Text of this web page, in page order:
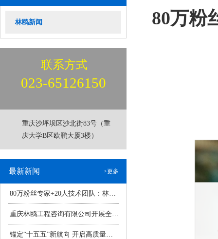
林鸥新闻
联系方式
023-65126150
重庆沙坪坝区沙北街83号（重
庆大学B区欧鹏大厦3楼）
最新新闻 >更多
80万粉丝专家+20人技术团队：林鸥咨询点亮“人机数智共生”新范式>
重庆林鸥工程咨询有限公司开展全民国家安全教育日专题学习活动筑牢企业安全防线，共筑新时代国家安全屏障>
锚定“十五五”新航向 开启高质量发展升级元年——重庆林鸥工程咨询有限公司2026年经营工作会议圆满召开>
80万粉